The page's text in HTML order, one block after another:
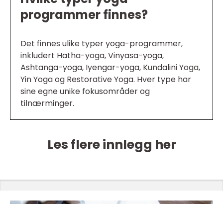
programmer finnes?
Det finnes ulike typer yoga-programmer,
inkludert Hatha-yoga, Vinyasa-yoga,
Ashtanga-yoga, Iyengar-yoga, Kundalini Yoga,
Yin Yoga og Restorative Yoga. Hver type har
sine egne unike fokusområder og
tilnærminger.
Les flere innlegg her